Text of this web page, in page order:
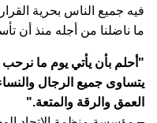
فيه جميع الناس بحرية
ما ناضلنا من أجله منذ أن
"أحلم بأن يأتي يوم ما
يتساوى جميع الرجال
العمق والرقة والمتعة."